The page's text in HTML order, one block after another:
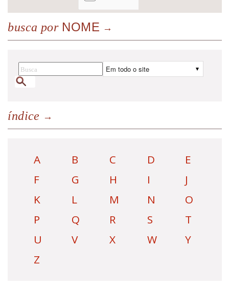
busca porNOME
índice
A B C D
E
F
G H I
J
K
L M N
O
P
Q R S
T
U
V X W
Y
Z